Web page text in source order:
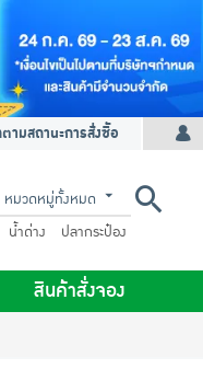
ามสถานะการสั่งซื้อ
หมวดหมู่ทั้งหมด
น้ำด่าง ปลากระป๋อง
สินค้าสั่งจอง